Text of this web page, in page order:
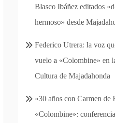
Blasco Ibáñez editados
hermoso» desde
Federico Utrera: la voz
vuelo a «Colombine» en
Cultura de Majadahonda
«30 años con Carmen de
«Colombine»: